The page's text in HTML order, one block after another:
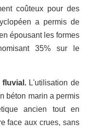
coûteux pour des
a permis de
épousant les formes
35% sur le
L'utilisation de
béton marin a permis
ancien tout en
face aux crues, sans